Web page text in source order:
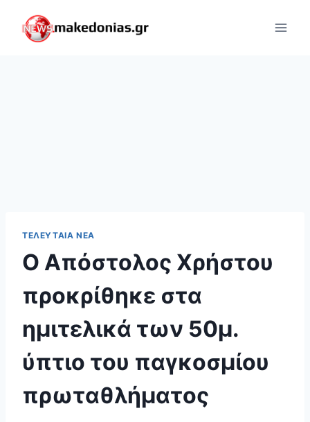
content
ΤΕΛΕΥΤΑΊΑ ΝΈΑ
Ο Απόστολος Χρήστου
προκρίθηκε στα
ημιτελικά των 50μ.
ύπτιο του παγκοσμίου
πρωταθλήματος